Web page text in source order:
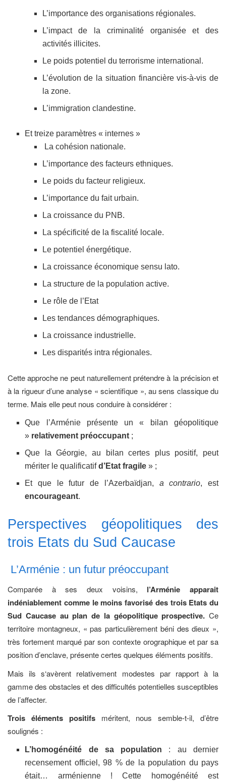
L’importance des organisations régionales.
L’impact de la criminalité organisée et des
activités illicites.
Le poids potentiel du terrorisme international.
L’évolution de la situation financière vis-à-vis de
la zone.
L’immigration clandestine.
Et treize paramètres « internes »
La cohésion nationale.
L’importance des facteurs ethniques.
Le poids du facteur religieux.
L’importance du fait urbain.
La croissance du PNB.
La spécificité de la fiscalité locale.
Le potentiel énergétique.
La croissance économique sensu lato.
La structure de la population active.
Le rôle de l’Etat
Les tendances démographiques.
La croissance industrielle.
Les disparités intra régionales.
Cette approche ne peut naturellement prétendre à la précision et
à la rigueur d’une analyse « scientifique », au sens classique du
terme. Mais elle peut nous conduire à considérer :
Que l’Arménie présente un « bilan géopolitique
» relativement préoccupant ;
Que la Géorgie, au bilan certes plus positif, peut
mériter le qualificatifd’Etat fragile» ;
Et que le futur de l’Azerbaïdjan, a contrario, est
encourageant.
Perspectives géopolitiques des
trois Etats du Sud Caucase
L’Arménie : un futur préoccupant
Comparée à ses deux voisins, l’Arménie apparait
indéniablement comme le moins favorisé des trois Etats du
Sud Caucase au plan de la géopolitique prospective. Ce
territoire montagneux, « pas particulièrement béni des dieux »,
très fortement marqué par son contexte orographique et par sa
position d’enclave, présente certes quelques éléments positifs.
Mais ils s‘avèrent relativement modestes par rapport à la
gamme des obstacles et des difficultés potentielles susceptibles
de l’affecter.
Trois éléments positifsméritent, nous semble-t-il, d’être
soulignés :
L’homogénéité de sa population : au dernier
recensement officiel, 98 % de la population du pays
était… arménienne ! Cette homogénéité est